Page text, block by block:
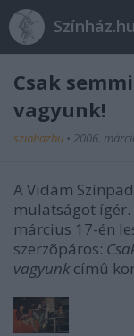
Színház.hu
Csak
vagyunk!
szinhazhu • 2006.
A Vidám
mulatságot ígér.
március 17-én
szerzõpáros:
vagyunk címû